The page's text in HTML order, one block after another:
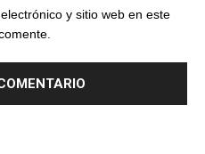
y sitio web en este